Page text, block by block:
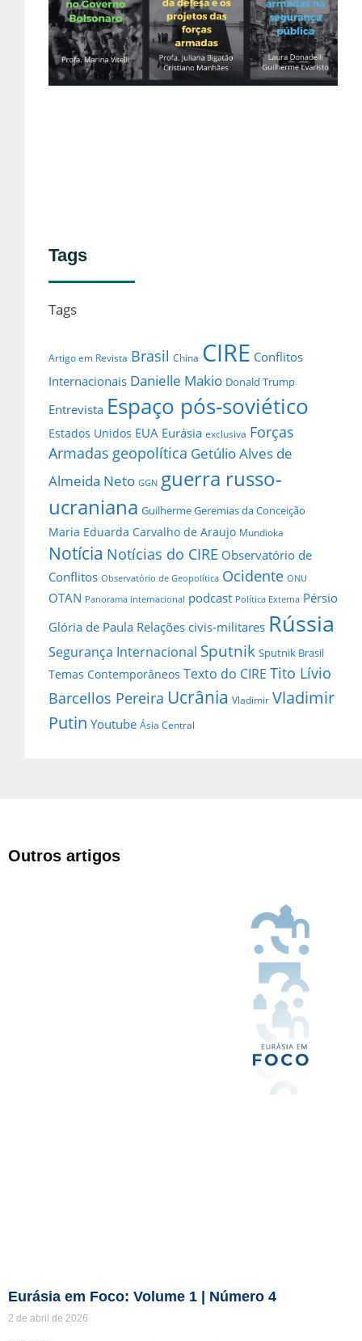
Tags
Tags
Artigo em Revista Brasil China CIRE Conflitos
Internacionais Danielle Makio Donald Trump
Entrevista Espaço pós-soviético
Estados Unidos EUA Eurásia exclusiva Forças
Armadas geopolítica Getúlio Alves de
Almeida Neto GGN guerra russo-
ucraniana Guilherme Geremias da Conceição
Maria Eduarda Carvalho de Araujo Mundioka
Notícia Notícias do CIRE Observatório de
Conflitos Observatório de Geopolítica Ocidente ONU
OTAN Panorama internacional podcast Política Externa Pérsio
Glória de Paula Relações civis-militares Rússia
Segurança Internacional Sputnik Sputnik Brasil
Temas Contemporâneos Texto do CIRE Tito Lívio
Barcellos Pereira Ucrânia Vladimir Vladimir
Putin Youtube Ásia Central
Outros artigos
Eurásia em Foco: Volume 1 | Número 4
2 de abril de 2026